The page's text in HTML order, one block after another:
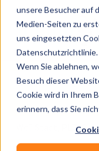
unsere Besucher auf
Medien-Seiten zu
uns eingesetzten
Datenschutzrichtlinie.
Wenn Sie ablehnen,
Besuch dieser
Cookie wird in Ihrem
erinnern, dass Sie